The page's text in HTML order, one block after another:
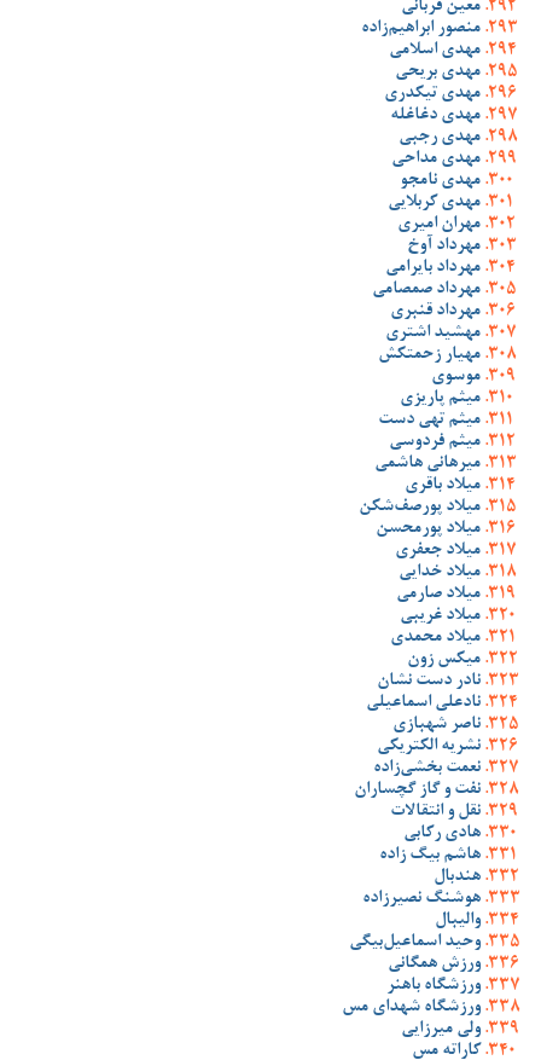
معین قربانی
منصور ابراهیم‌زاده
مهدی اسلامی
مهدی بریحی
مهدی تیکدری
مهدی دغاغله
مهدی رجبی
مهدی مداحی
مهدی نامجو
مهدی کربلایی
مهران امیری
مهرداد آوخ
مهرداد بایرامی
مهرداد صمصامی
مهرداد قنبری
مهشید اشتری
مهیار زحمتکش
موسوی
میثم پاریزی
میثم تهی دست
میثم فردوسی
میرهانی هاشمی
میلاد باقری
میلاد پورصف‌شکن
میلاد پورمحسن
میلاد جعفری
میلاد خدایی
میلاد صارمی
میلاد غریبی
میلاد محمدی
میکس زون
نادر دست نشان
نادعلی اسماعیلی
ناصر شهبازی
نشریه الکتریکی
نعمت بخشی‌زاده
نفت و گاز گچساران
نقل و انتقالات
هادی رکابی
هاشم بیگ زاده
هندبال
هوشنگ نصیرزاده
والیبال
وحید اسماعیل‌بیگی
ورزش همگانی
ورزشگاه باهنر
ورزشگاه شهدای مس
ولی میرزایی
کاراته مس